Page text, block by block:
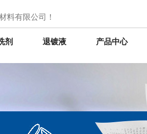
料有限公司！
剂 退镀液 产品中心